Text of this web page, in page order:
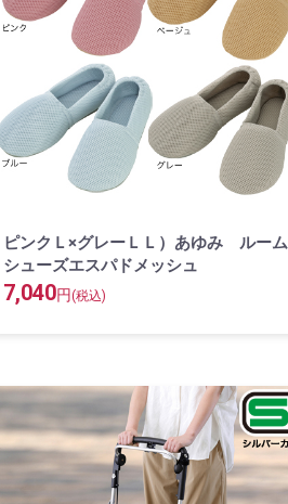
ピンクＬ×グレーＬＬ）あゆみ ルーム
シューズエスパドメッシュ
7,040円(税込)